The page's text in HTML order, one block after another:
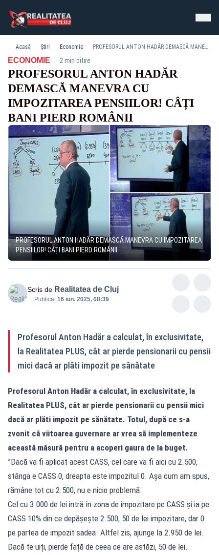
Acasă Știri Economie PROFESORUL ANTON HADĂR DEMASCĂ MANEVRA CU IMPOZITAREA PENSIILOR! CÂȚI BANI PIERD ROMÂNII
ECONOMIE· 2 min citire
PROFESORUL ANTON HADĂR
DEMASCĂ MANEVRA CU
IMPOZITAREA PENSIILOR! CÂȚI
BANI PIERD ROMÂNII
PROFESORUL ANTON HADĂR DEMASCĂ MANEVRA CU IMPOZITAREA
PENSIILOR! CÂȚI BANI PIERD ROMÂNII
Scris de Realitatea de Cluj
Publicat:16 iun. 2025, 08:39
Profesorul Anton Hadăr a calculat, în exclusivitate,
la Realitatea PLUS, cât ar pierde pensionarii cu pensii
mici dacă ar plăti impozit pe sănătate
Profesorul Anton Hadăr a calculat, în exclusivitate, la
Realitatea PLUS, cât ar pierde pensionarii cu pensii mici
dacă ar plăti impozit pe sănătate. Totul, după ce s-a
zvonit că viitoarea guvernare ar vrea să implementeze
această măsură pentru a acoperi gaura de la buget.
”Dacă va fi aplicat acest CASS, cel care va fi aici cu 2.500,
stânga e CASS 0, dreapta este impozitul 0. Așa cum am spus,
rămâne tot cu 2.500, nu e nicio problemă.
Cel cu 3.000 de lei intră în zona de impozitare pe CASS și ia pe
CASS 10% din ce depășește 2.500, 50 de lei impozitare, dar 0
pe partea de impozit sadea. Altfel zis, ajunge la 2.950 de lei.
Dacă te uiți, pierde față de ceea ce are astăzi, 50 de lei.